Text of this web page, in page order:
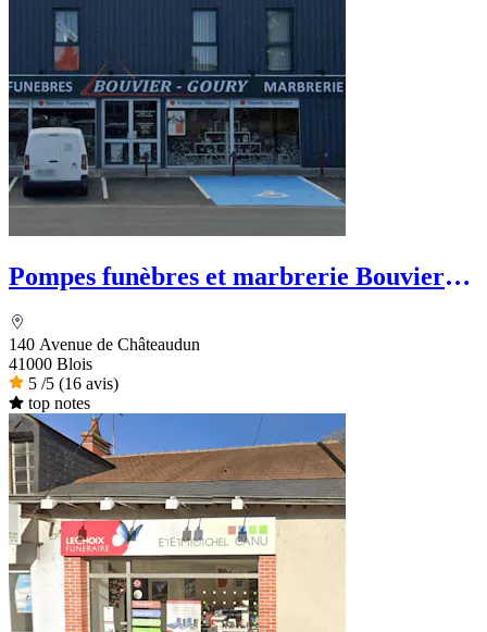
Pompes funèbres et marbrerie Bouvier
140 Avenue de Châteaudun
41000 Blois
5 /5 (16 avis)
top notes